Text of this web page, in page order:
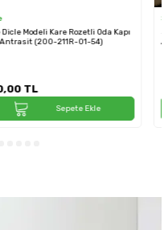
Sese
Sese Osmanlı Modeli Oda Kapı Kolu
Antik Sarı (200-229R-01-94)
2.040,00
Sepete Ekle